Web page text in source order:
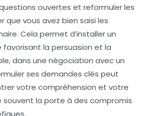
ouvertes et reformuler les
que vous avez bien saisi les
Cela permet d’installer un
la persuasion et la
dans une négociation avec un
ses demandes clés peut
votre compréhension et votre
souvent la porte à des compromis